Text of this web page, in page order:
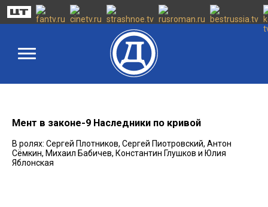
Мент в законе-9 Наследники по кривой
В ролях: Сергей Плотников, Сергей Пиотровский, Антон
Сёмкин, Михаил Бабичев, Константин Глушков и Юлия
Яблонская